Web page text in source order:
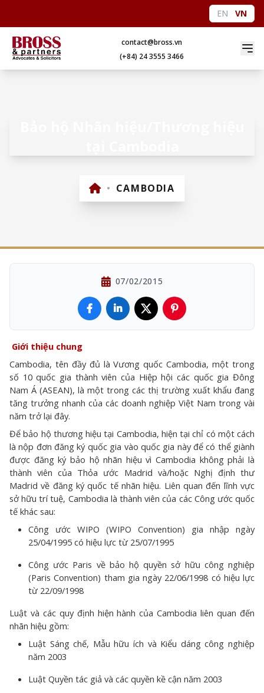
EN VN
contact@bross.vn
(+84) 24 3555 3466
• CAMBODIA
07/02/2015
Giới thiệu chung
Cambodia, tên đầy đủ là Vương quốc Cambodia, một trong
số 10 quốc gia thành viên của Hiệp hội các quốc gia Đông
Nam Á (ASEAN), là một trong các thị trường xuất khẩu đang
tăng trưởng nhanh của các doanh nghiệp Việt Nam trong vài
năm trở lại đây.
Để bảo hộ thương hiệu tại Cambodia, hiện tại chỉ có một cách
là nộp đơn đăng ký quốc gia vào quốc gia này để có thể giành
được đăng ký bảo hộ nhãn hiệu vì Cambodia không phải là
thành viên của Thỏa ước Madrid và/hoặc Nghị định thư
Madrid về đăng ký quốc tế nhãn hiệu. Liên quan đến lĩnh vực
sở hữu trí tuệ, Cambodia là thành viên của các Công ước quốc
tế khác sau:
Công ước WIPO (WIPO Convention) gia nhập ngày
25/04/1995 có hiệu lực từ 25/07/1995
Công ước Paris về bảo hộ quyền sở hữu công nghiệp
(Paris Convention) tham gia ngày 22/06/1998 có hiệu lực
từ 22/09/1998
Luật và các quy định hiện hành của Cambodia liên quan đến
nhãn hiệu gồm:
Luật Sáng chế, Mẫu hữu ích và Kiểu dáng công nghiệp
năm 2003
Luật Quyền tác giả và các quyền kề cận năm 2003